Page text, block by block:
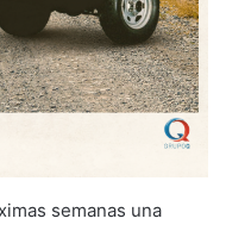
semanas una